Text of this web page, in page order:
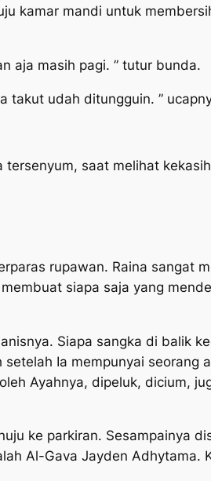
kamar mandi untuk
aja masih pagi. ” tutur bunda.
takut udah ditungguin. ”
saat melihat
rupawan. Raina sangat
siapa saja yang
Siapa sangka di balik
Ia mempunyai
Ayahnya, dipeluk, dicium,
ke parkiran. Sesampainya
Al-Gava Jayden Adhytama.